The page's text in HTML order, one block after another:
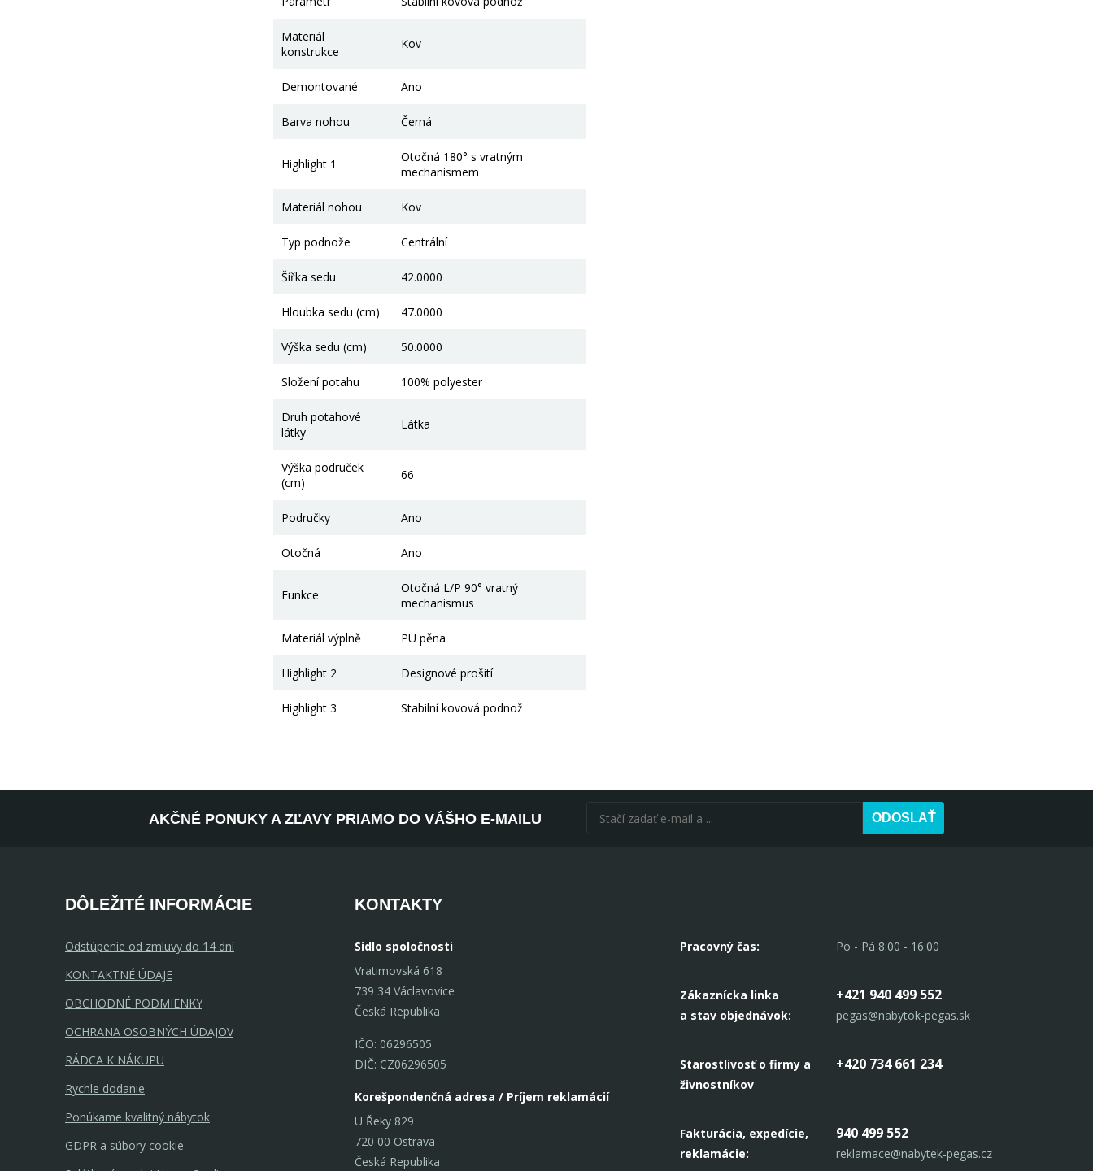
Materiál
konstrukce
Kov
Demontované Ano
Barva nohou Černá
Highlight 1
Otočná 180° s vratným
mechanismem
Materiál nohou Kov
Typ podnože Centrální
Šířka sedu 42.0000
Hloubka sedu (cm) 47.0000
Výška sedu (cm) 50.0000
Složení potahu 100% polyester
Druh potahové
látky
Látka
Výška područek
(cm)
66
Područky Ano
Otočná Ano
Funkce
Otočná L/P 90° vratný
mechanismus
Materiál výplně PU pěna
Highlight 2 Designové prošití
Highlight 3 Stabilní kovová podnož
AKČNÉ PONUKY A ZĽAVY PRIAMO DO VÁŠHO E-MAILU ODOSLAŤ
DÔLEŽITÉ INFORMÁCIE
Odstúpenie od zmluvy do 14 dní
KONTAKTNÉ ÚDAJE
OBCHODNÉ PODMIENKY
OCHRANA OSOBNÝCH ÚDAJOV
RÁDCA K NÁKUPU
Rychle dodanie
Ponúkame kvalitný nábytok
GDPR a súbory cookie
KONTAKTY
Sídlo spoločnosti
Vratimovská 618
739 34 Václavovice
Česká Republika
IČO: 06296505
DIČ: CZ06296505
Korešpondenčná adresa / Príjem reklamácií
U Řeky 829
720 00 Ostrava
Česká Republika
Pracovný čas: Po - Pá 8:00 - 16:00
Zákaznícka linka
a stav objednávok:
+421 940 499 552
pegas@nabytok-pegas.sk
Starostlivosť o firmy a
živnostníkov
+420 734 661 234
Fakturácia, expedície,
reklamácie:
940 499 552
reklamace@nabytek-pegas.cz